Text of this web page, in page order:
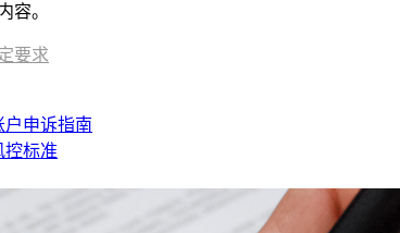
容。
要求
户申诉指南
控标准